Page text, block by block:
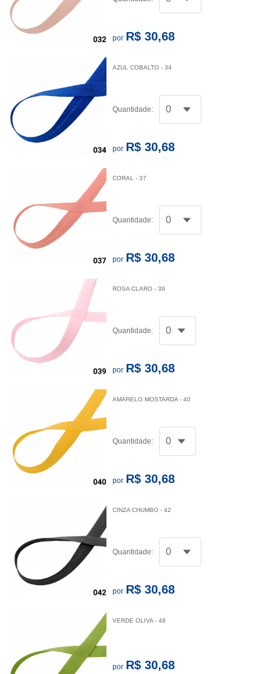
por R$ 30,68
AZUL COBALTO - 34
Quantidade:
por R$ 30,68
CORAL - 37
Quantidade:
por R$ 30,68
ROSA CLARO - 39
Quantidade:
por R$ 30,68
AMARELO MOSTARDA - 40
Quantidade:
por R$ 30,68
CINZA CHUMBO - 42
Quantidade:
por R$ 30,68
VERDE OLIVA - 48
por R$ 30,68